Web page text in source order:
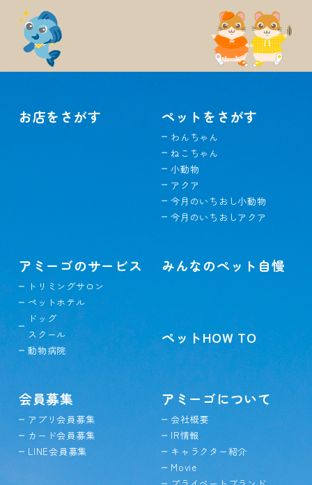
お店をさがす ペットをさがす
わんちゃん
ねこちゃん
小動物
アクア
今月のいちおし小動物
今月のいちおしアクア
アミーゴのサービス
トリミングサロン
ペットホテル
ドッグ
スクール
動物病院
みんなのペット自慢
ペットHOW TO
会員募集
アプリ会員募集
カード会員募集
LINE会員募集
アミーゴについて
会社概要
IR情報
キャラクター紹介
Movie